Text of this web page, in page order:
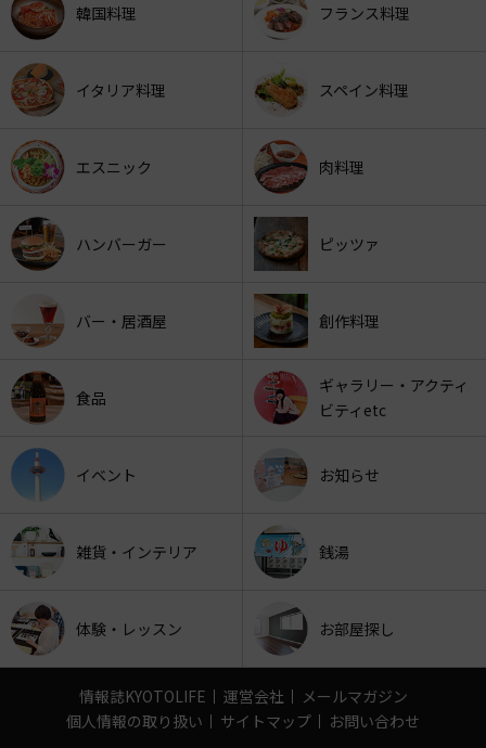
韓国料理 フランス料理
イタリア料理 スペイン料理
エスニック 肉料理
ハンバーガー ピッツァ
バー・居酒屋 創作料理
食品
ギャラリー・アクティ
ビティetc
イベント お知らせ
雑貨・インテリア 銭湯
体験・レッスン お部屋探し
情報誌KYOTOLIFE 運営会社
メールマガジン
個人情報の取り扱い
サイトマップ お問い合わせ